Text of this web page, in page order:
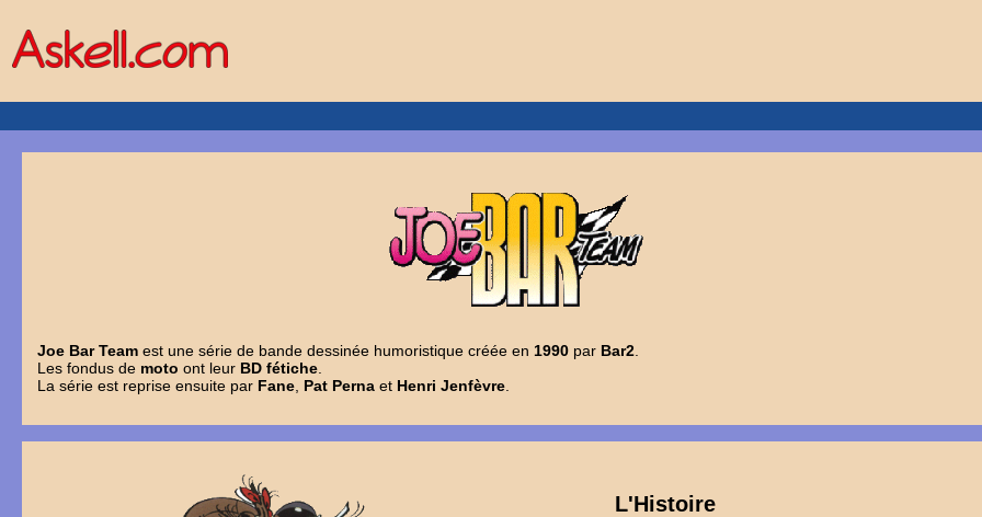
Joe Bar Team est une série de bande dessinée humoristique créée en 1990 par Bar2
Les fondus de moto ont leur BD fétiche
La série est reprise ensuite par Fane Pat Perna et Henri Jenfèvre
L'Histoire